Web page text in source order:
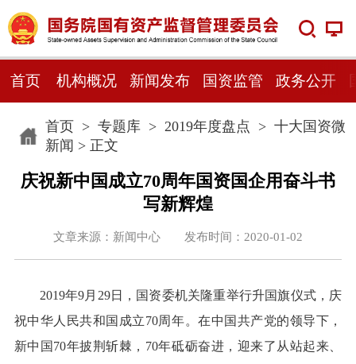
首页 机构概况 新闻发布 国资监管 政务公开
首页> 专题库> 2019年度盘点 > 十大国资微
新闻 > 正文
庆祝新中国成立70周年国资国企用奋斗书
写新辉煌
文章来源：新闻中心 发布时间：2020-01-02
2019年9月29日，国资委机关隆重举行升国旗仪式，庆
祝中华人民共和国成立70周年。在中国共产党的领导下，
新中国70年披荆斩棘，70年砥砺奋进，迎来了从站起来、